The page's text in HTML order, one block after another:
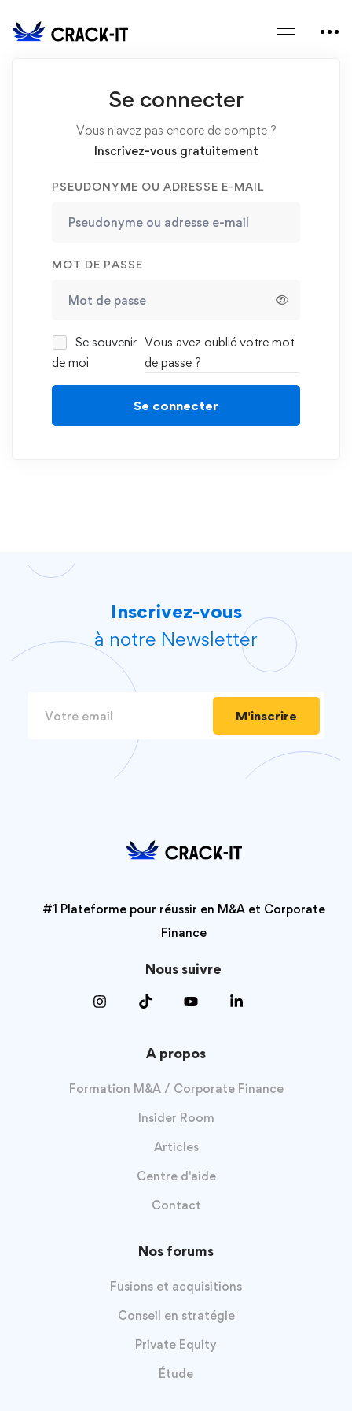
Se connecter
Vous n'avez pas encore de compte ?
Inscrivez-vous gratuitement
PSEUDONYME OU ADRESSE E-MAIL
MOT DE PASSE
Se souvenir
de moi
Vous avez oublié votre mot
de passe ?
Se connecter
Inscrivez-vous
à notre Newsletter
M'inscrire
#1 Plateforme pour réussir en M&A et Corporate
Finance
Nous suivre
A propos
Formation M&A / Corporate Finance
Insider Room
Articles
Centre d'aide
Contact
Nos forums
Fusions et acquisitions
Conseil en stratégie
Private Equity
Étude